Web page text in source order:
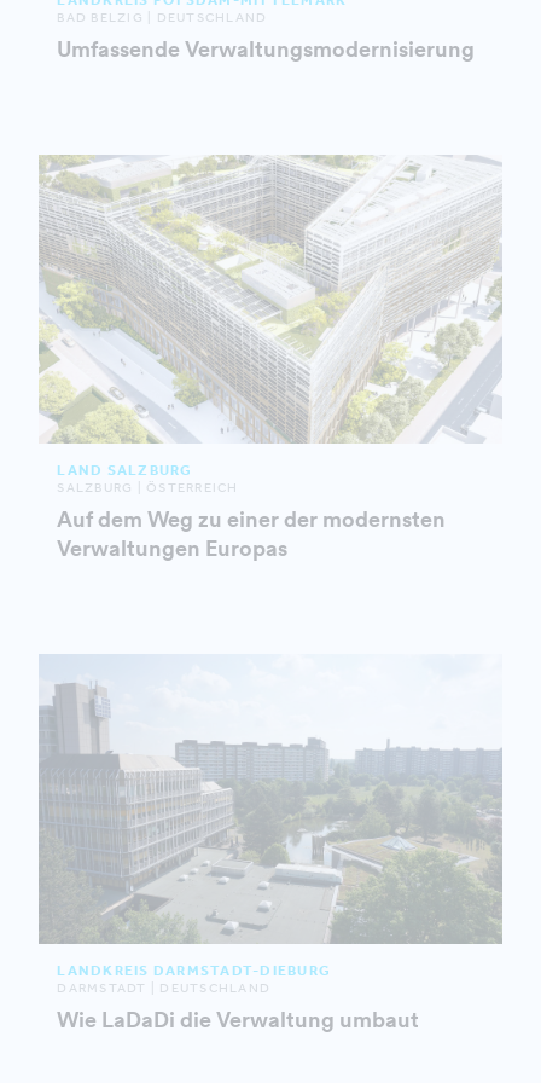
BAD BELZIG | DEUTSCHLAND
Umfassende Verwaltungsmodernisierung
LAND SALZBURG
SALZBURG | ÖSTERREICH
Auf dem Weg zu einer der modernsten
Verwaltungen Europas
LANDKREIS DARMSTADT-DIEBURG
DARMSTADT | DEUTSCHLAND
Wie LaDaDi die Verwaltung umbaut